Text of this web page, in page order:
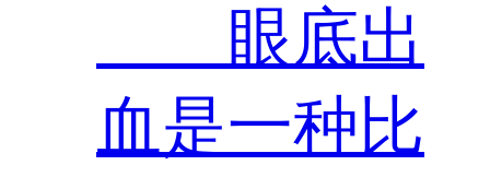
眼底出
血是一种比